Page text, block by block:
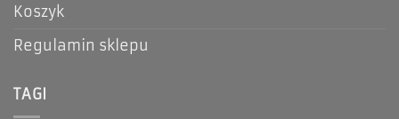
Koszyk
Regulamin sklepu
TAGI